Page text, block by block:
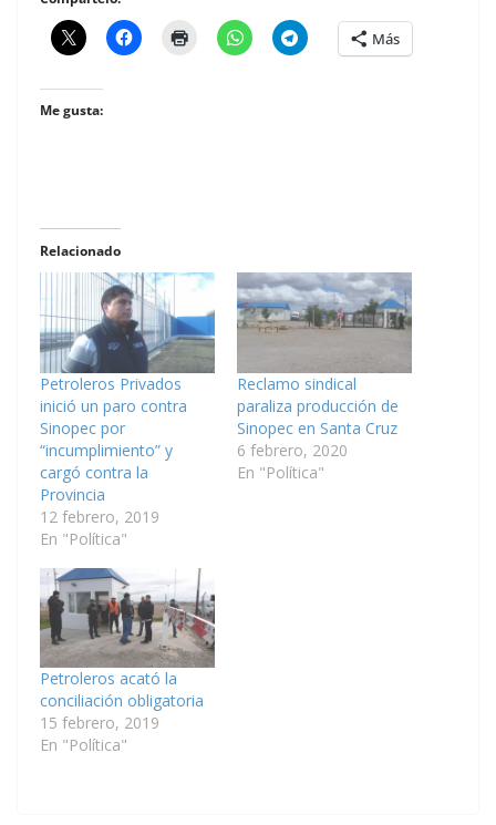
Más
Me gusta:
Relacionado
Petroleros Privados
inició un paro contra
Sinopec por
“incumplimiento” y
cargó contra la
Provincia
12 febrero, 2019
En "Política"
Reclamo sindical
paraliza producción de
Sinopec en Santa Cruz
6 febrero, 2020
En "Política"
Petroleros acató la
conciliación obligatoria
15 febrero, 2019
En "Política"